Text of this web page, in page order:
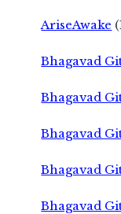
AriseAwake
Bhagavad
Bhagavad
Bhagavad
Bhagavad
Bhagavad